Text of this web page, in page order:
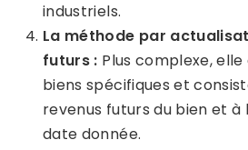
industriels.
La méthode par
futurs : Plus complexe,
biens spécifiques et
revenus futurs du bien et à
date donnée.